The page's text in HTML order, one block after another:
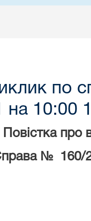
по
10:00
Повістка про
№ 160/